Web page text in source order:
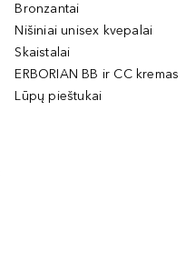
Bronzantai
Nišiniai unisex kvepalai
Skaistalai
ERBORIAN BB ir CC kremas
Lūpų pieštukai